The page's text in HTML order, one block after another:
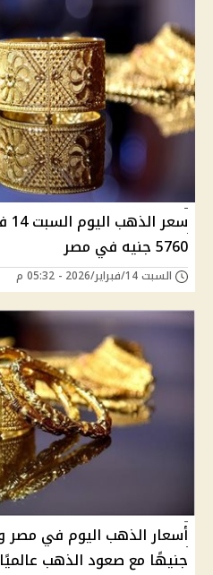
5760 جنيه في مصر
السبت 14/فبراير/2026 - 05:32 م
جنيهًا مع صعود الذهب عالميًا